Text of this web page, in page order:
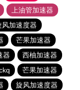
上油管加速器
风加速度器
芒果加速器
器
西柚加速器
芒果加速器
旋风加速度器